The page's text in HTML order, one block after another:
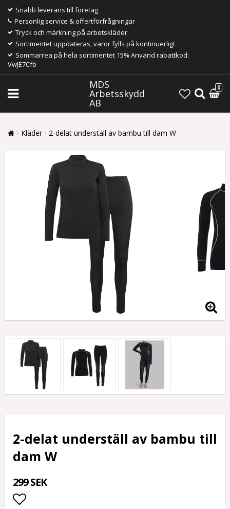
Snabb leverans till företag
Personlig service & offertförfrågningar
Tryck och märkning på arbetskläder
Sortimentet uppdateras, varor fylls på kontinuerligt
Sommarrea på hela sortimentet 15% Använd rabattkod:
VwJE7Cfb
MDS
Arbetsskydd
AB
0
Kläder 2-delat underställ av bambu till dam W
2-delat underställ av bambu till
dam W
299 SEK